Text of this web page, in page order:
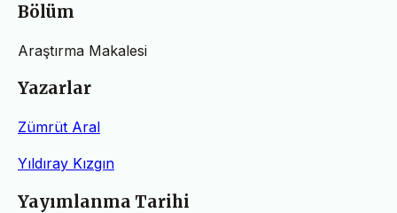
Bölüm
Araştırma Makalesi
Yazarlar
Zümrüt Aral
Yıldıray Kızgın
Yayımlanma Tarihi